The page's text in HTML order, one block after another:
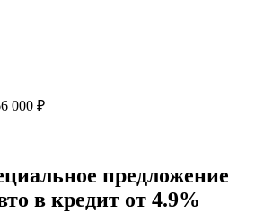
000 ₽
предложение
в кредит от 4.9%